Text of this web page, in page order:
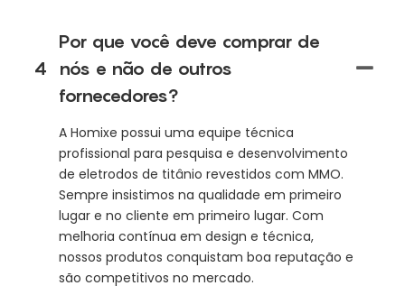
4
Por que você deve comprar de
nós e não de outros
fornecedores?
A Homixe possui uma equipe técnica
profissional para pesquisa e desenvolvimento
de eletrodos de titânio revestidos com MMO.
Sempre insistimos na qualidade em primeiro
lugar e no cliente em primeiro lugar. Com
melhoria contínua em design e técnica,
nossos produtos conquistam boa reputação e
são competitivos no mercado.